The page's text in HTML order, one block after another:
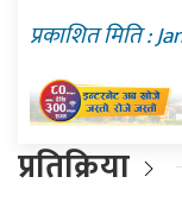
प्रकाशित मिति :
प्रतिक्रिया